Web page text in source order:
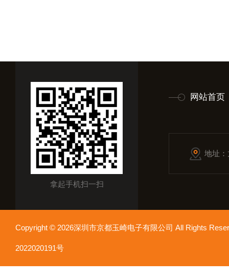
拿起手机扫一扫
网站首页
地址
Copyright © 2026深圳市京都玉崎电子有限公司 All Rights
2022020191号